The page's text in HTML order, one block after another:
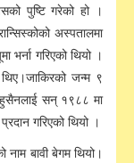
पुष्टि गरेको हो ।
अस्पतालमा
भर्ना गरिएको थियो ।
थिए।जाकिरको जन्म ९
हुसैनलाई सन् १९८८ मा
गरिएको थियो ।
बावी बेगम थियो।